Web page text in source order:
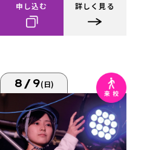
申し込む 詳しく見る
8/9(日)